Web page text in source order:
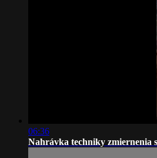
06:36
Nahrávka techniky zmiernenia